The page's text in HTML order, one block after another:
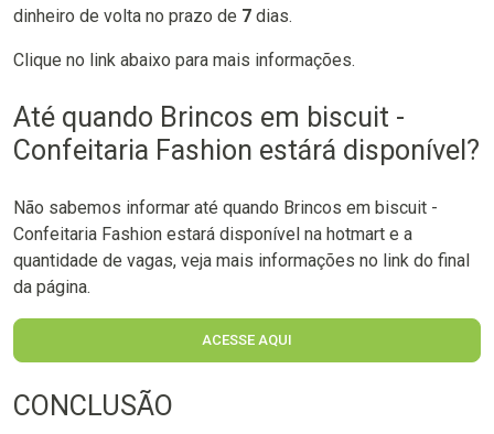
dinheiro de volta no prazo de 7 dias.
Clique no link abaixo para mais informações.
Até quando Brincos em biscuit -
Confeitaria Fashion estárá disponível?
Não sabemos informar até quando Brincos em biscuit -
Confeitaria Fashion estará disponível na hotmart e a
quantidade de vagas, veja mais informações no link do final
da página.
ACESSE AQUI
CONCLUSÃO